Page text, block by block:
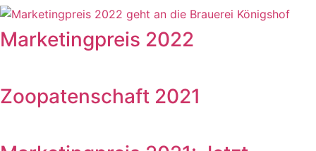
Marketingpreis 2022
Zoopatenschaft 2021